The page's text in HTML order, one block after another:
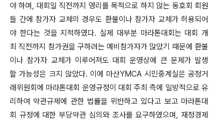
야 하며, 대회일 직전까지 영리를 목적으로 하지 않는 동호회 회원
들 간에 참가자 교체의 경우도 환불이나 참가자 교체가 허용되어
야 한다는 것을 지적하였다. 실제 대부분 마라톤대회는 대회 개
최 직전까지 참가권을 구하려는 예비참가자가 많았기 때문에 환불
이나 참가자 교체가 이루어져도 대회 운영상에 큰 문제가 발생
할 가능성은 크지 않았다. 이에 마산YMCA 시민중계실은 공정거
래위원회에 마라톤대회 운영규정이 대회 주최 측에 일방적으로 유
리하여 약관규제에 관한 법률을 위반하고 있다고 보고 마라톤대
회 규정에 대한 부당약관 심의와 조사를 요구하였으며, 재정경제